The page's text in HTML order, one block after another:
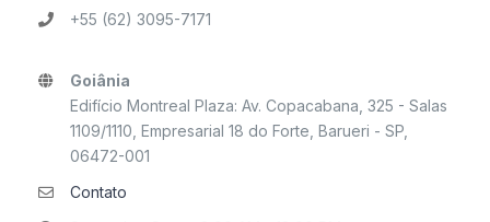
+55 (62) 3095-7171
Goiânia
Edifício Montreal Plaza: Av. Copacabana, 325 - Salas
1109/1110, Empresarial 18 do Forte, Barueri - SP,
06472-001
Contato